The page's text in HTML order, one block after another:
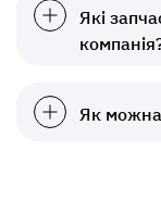
Які
Як можна